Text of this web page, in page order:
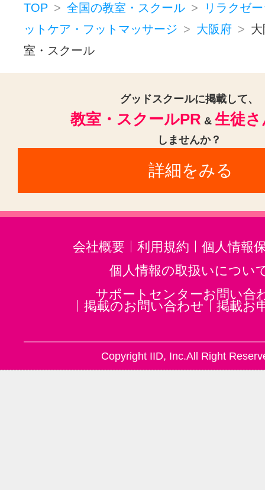
TOP 全国の教室・スクール
リラクゼ
ットケア・フットマッサージ
大阪府
室・スクール
グッドスクールに掲載して、
教室・スクールPR & 生徒
しませんか？
詳細をみる
会社概要 利用規約
個人情報
個人情報の取扱いについ
サポートセンターお問い合
掲載のお問い合わせ
掲載お
Copyright IID, Inc.All Right